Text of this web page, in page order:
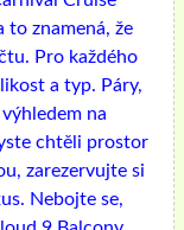
to znamená, že
Pro každého
a typ. Páry,
na
chtěli prostor
zarezervujte si
Nebojte se,